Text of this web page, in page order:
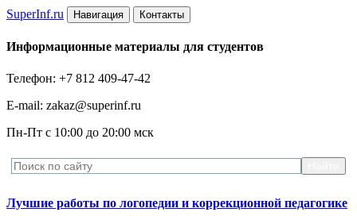
SuperInf.ru Навигация Контакты
Информационные материалы для студентов
Телефон: +7 812 409-47-42
E-mail: zakaz@superinf.ru
Пн-Пт с 10:00 до 20:00 мск
Лучшие работы по логопедии и коррекционной педагогике